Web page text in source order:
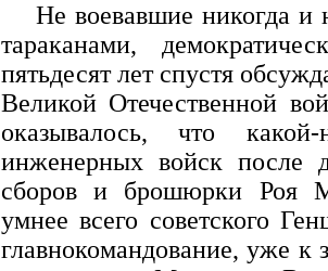
Не воевавшие никогда и
тараканами,
пятьдесят лет спустя
Великой Отечественной
оказывалось, что какой-
инженерных войск после
сборов и брошюрки Роя
умнее всего советского
главнокомандование, уже